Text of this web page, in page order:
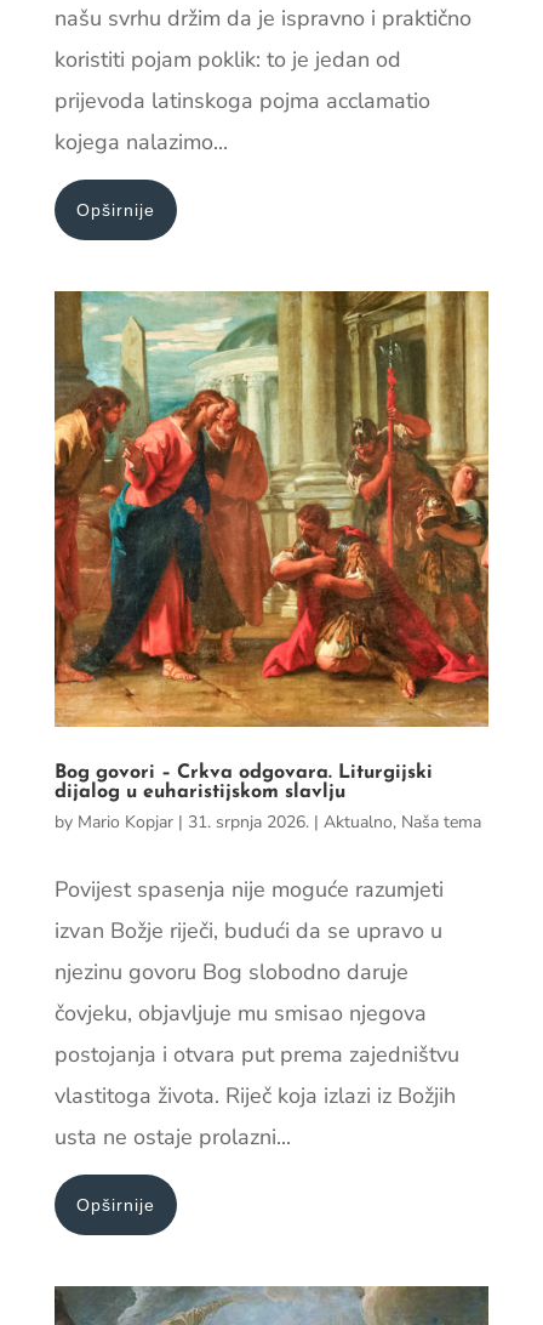
našu svrhu držim da je ispravno i praktično
koristiti pojam poklik: to je jedan od
prijevoda latinskoga pojma acclamatio
kojega nalazimo...
Opširnije
Bog govori – Crkva odgovara. Liturgijski
dijalog u euharistijskom slavlju
by Mario Kopjar| 31. srpnja 2026.| Aktualno, Naša tema
Povijest spasenja nije moguće razumjeti
izvan Božje riječi, budući da se upravo u
njezinu govoru Bog slobodno daruje
čovjeku, objavljuje mu smisao njegova
postojanja i otvara put prema zajedništvu
vlastitoga života. Riječ koja izlazi iz Božjih
usta ne ostaje prolazni...
Opširnije